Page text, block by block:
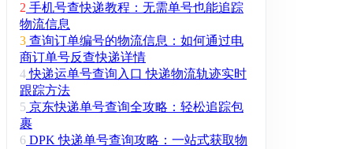
2 手机号查快递教程：无需单号也能追踪
物流信息
3 查询订单编号的物流信息：如何通过电
商订单号反查快递详情
4 快递运单号查询入口 快递物流轨迹实时
跟踪方法
5 京东快递单号查询全攻略：轻松追踪包
裹
6 DPK 快递单号查询攻略：一站式获取物